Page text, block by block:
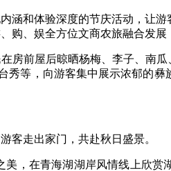
和体验深度的节庆活动，让游
购、娱全方位文商农旅融合发展
前屋后晾晒杨梅、李子、南瓜
等，向游客集中展示浓郁的
走出家门，共赴秋日盛景。
在青海湖湖岸风情线上欣赏